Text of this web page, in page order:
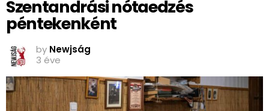
Szentandrási nótaedzés
péntekenként
by Newjság
3 éve